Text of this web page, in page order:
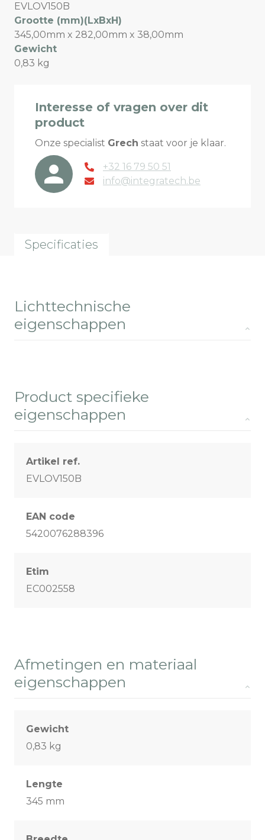
EVLOV150B
Grootte (mm)(LxBxH)
345,00mm x 282,00mm x 38,00mm
Gewicht
0,83 kg
Interesse of vragen over dit
product
Onze specialist Grech staat voor je klaar.
+32 16 79 50 51
info@integratech.be
Specificaties
Lichttechnische
eigenschappen
Product specifieke
eigenschappen
Artikel ref.
EVLOV150B
EAN code
5420076288396
Etim
EC002558
Afmetingen en materiaal
eigenschappen
Gewicht
0,83 kg
Lengte
345 mm